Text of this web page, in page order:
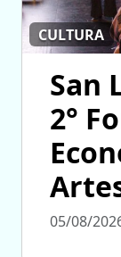
CULTURA
San
2°
05/08/